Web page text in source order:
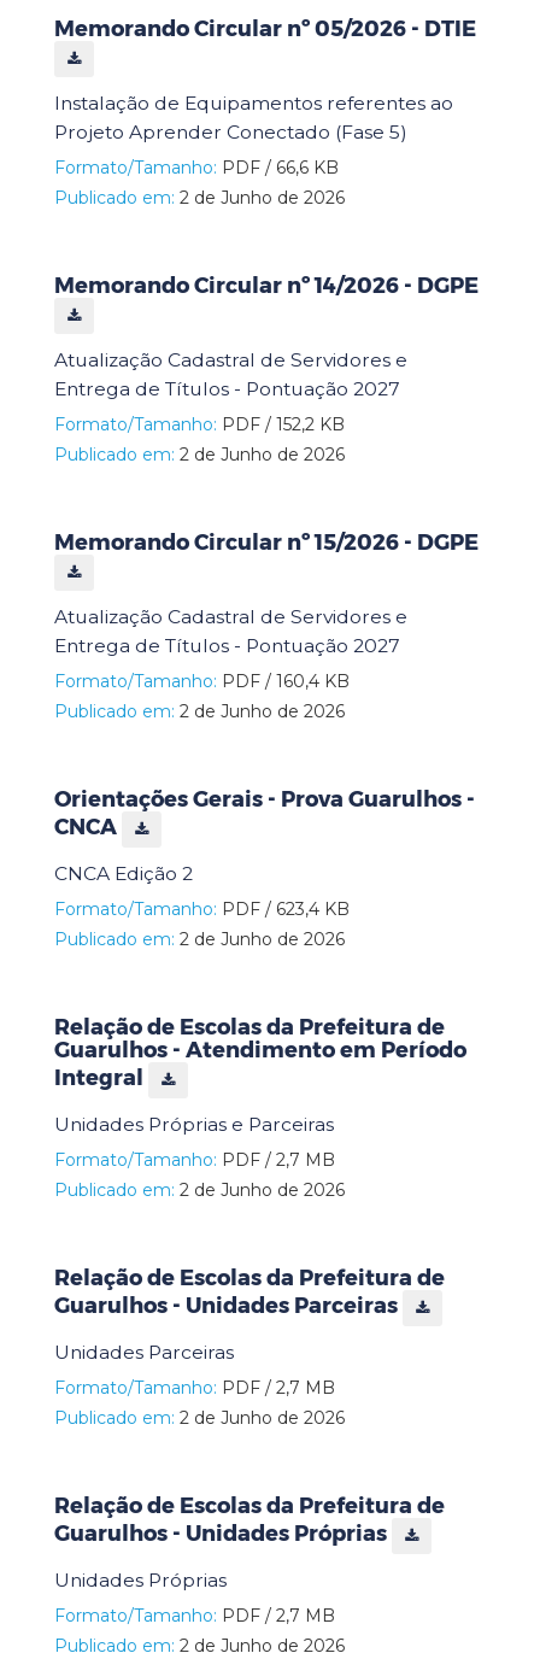
Memorando Circular nº 05/2026 - DTIE
Instalação de Equipamentos referentes ao
Projeto Aprender Conectado (Fase 5)
Formato/Tamanho: PDF / 66,6 KB
Publicado em: 2 de Junho de 2026
Memorando Circular nº 14/2026 - DGPE
Atualização Cadastral de Servidores e
Entrega de Títulos - Pontuação 2027
Formato/Tamanho: PDF / 152,2 KB
Publicado em: 2 de Junho de 2026
Memorando Circular nº 15/2026 - DGPE
Atualização Cadastral de Servidores e
Entrega de Títulos - Pontuação 2027
Formato/Tamanho: PDF / 160,4 KB
Publicado em: 2 de Junho de 2026
Orientações Gerais - Prova Guarulhos -
CNCA
CNCA Edição 2
Formato/Tamanho: PDF / 623,4 KB
Publicado em: 2 de Junho de 2026
Relação de Escolas da Prefeitura de
Guarulhos - Atendimento em Período
Integral
Unidades Próprias e Parceiras
Formato/Tamanho: PDF / 2,7 MB
Publicado em: 2 de Junho de 2026
Relação de Escolas da Prefeitura de
Guarulhos - Unidades Parceiras
Unidades Parceiras
Formato/Tamanho: PDF / 2,7 MB
Publicado em: 2 de Junho de 2026
Relação de Escolas da Prefeitura de
Guarulhos - Unidades Próprias
Unidades Próprias
Formato/Tamanho: PDF / 2,7 MB
Publicado em: 2 de Junho de 2026